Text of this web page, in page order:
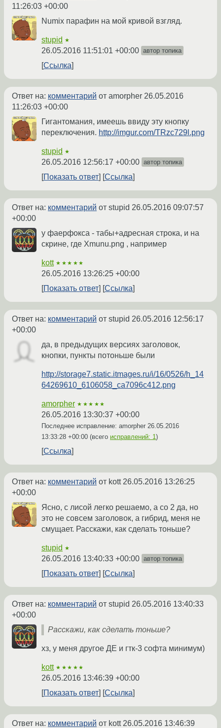
11:26:03 +00:00
Numix парафин на мой кривой взгляд.
stupid ★
26.05.2016 11:51:01 +00:00 автор топика
Ссылка
Ответ на: комментарий от amorpher 26.05.2016
11:26:03 +00:00
Гигантомания, имеешь ввиду эту кнопку
переключения. http://imgur.com/TRzc729l.png
stupid ★
26.05.2016 12:56:17 +00:00 автор топика
Показать ответ Ссылка
Ответ на: комментарий от stupid 26.05.2016 09:07:57
+00:00
у фаерфокса - табы+адресная строка, и на
скрине, где Xmunu.png , например
kott ★★★★★
26.05.2016 13:26:25 +00:00
Показать ответ
Ссылка
Ответ на: комментарий от stupid 26.05.2016 12:56:17
+00:00
да, в предыдущих версиях заголовок,
кнопки, пункты потоньше были
http://storage7.static.itmages.ru/i/16/0526/h_14
64269610_6106058_ca7096c412.png
amorpher ★★★★★
26.05.2016 13:30:37 +00:00
Последнее исправление: amorpher 26.05.2016
13:33:28 +00:00 (всего исправлений: 1)
Ссылка
Ответ на: комментарий от kott 26.05.2016 13:26:25
+00:00
Ясно, с лисой легко решаемо, а со 2 да, но
это не совсем заголовок, а гибрид, меня не
смущает. Расскажи, как сделать тоньше?
stupid ★
26.05.2016 13:40:33 +00:00 автор топика
Показать ответ Ссылка
Ответ на: комментарий от stupid 26.05.2016 13:40:33
+00:00
Расскажи, как сделать тоньше?
хз, у меня другое ДЕ и гтк-3 софта минимум)
kott ★★★★★
26.05.2016 13:46:39 +00:00
Показать ответ
Ссылка
Ответ на: комментарий от kott 26.05.2016 13:46:39